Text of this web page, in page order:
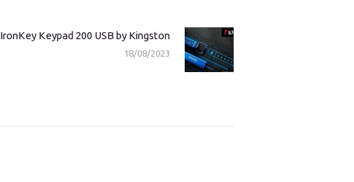
Next
post:
IronKey Keypad 200 USB by Kingston
18/08/2023